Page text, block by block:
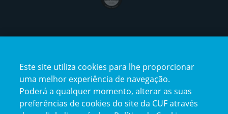
certification2certification3
Este site utiliza cookies para lhe proporcionar
uma melhor experiência de navegação.
Poderá a qualquer momento, alterar as suas
preferências de cookies do site da CUF através